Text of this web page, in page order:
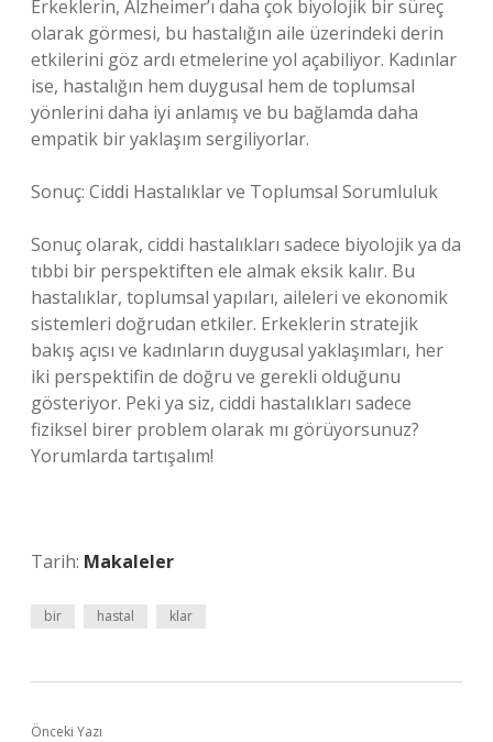
Erkeklerin, Alzheimer’ı daha çok biyolojik bir süreç
olarak görmesi, bu hastalığın aile üzerindeki derin
etkilerini göz ardı etmelerine yol açabiliyor. Kadınlar
ise, hastalığın hem duygusal hem de toplumsal
yönlerini daha iyi anlamış ve bu bağlamda daha
empatik bir yaklaşım sergiliyorlar.
Sonuç: Ciddi Hastalıklar ve Toplumsal Sorumluluk
Sonuç olarak, ciddi hastalıkları sadece biyolojik ya da
tıbbi bir perspektiften ele almak eksik kalır. Bu
hastalıklar, toplumsal yapıları, aileleri ve ekonomik
sistemleri doğrudan etkiler. Erkeklerin stratejik
bakış açısı ve kadınların duygusal yaklaşımları, her
iki perspektifin de doğru ve gerekli olduğunu
gösteriyor. Peki ya siz, ciddi hastalıkları sadece
fiziksel birer problem olarak mı görüyorsunuz?
Yorumlarda tartışalım!
Tarih: Makaleler
bir hastal klar
Önceki Yazı